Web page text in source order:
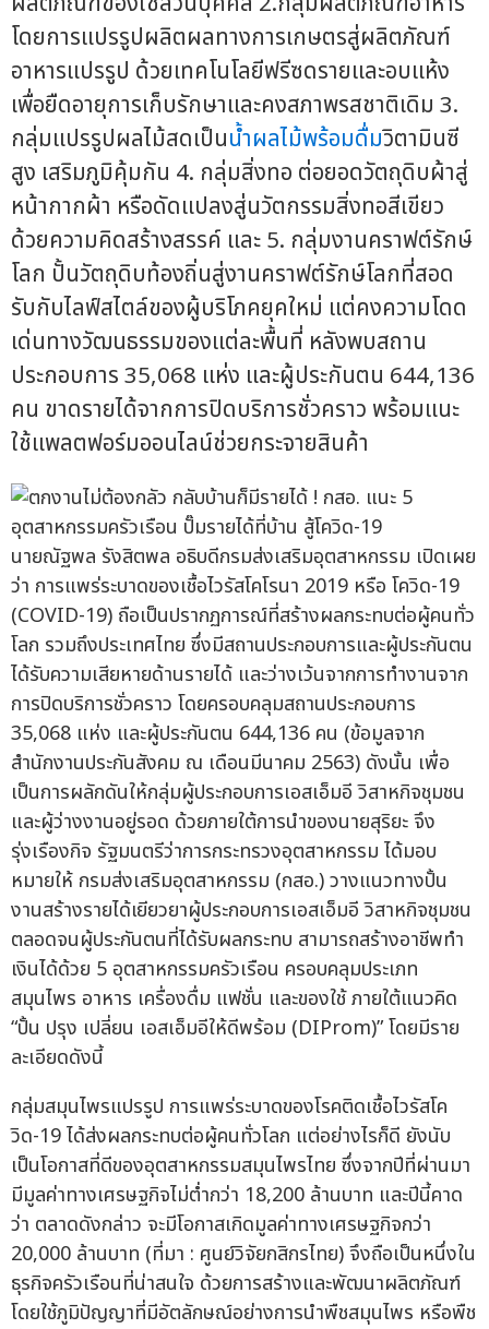
โดยการแปรรูปผลิตผลทางการเกษตรสู่ผลิตภัณฑ์
อาหารแปรรูป ด้วยเทคโนโลยีฟรีซดรายและอบแห้ง
เพื่อยืดอายุการเก็บรักษาและคงสภาพรสชาติเดิม 3.
กลุ่มแปรรูปผลไม้สดเป็นน้ำผลไม้พร้อมดื่มวิตามินซี
สูง เสริมภูมิคุ้มกัน 4. กลุ่มสิ่งทอ ต่อยอดวัตถุดิบผ้าสู่
หน้ากากผ้า หรือดัดแปลงสู่นวัตกรรมสิ่งทอสีเขียว
ด้วยความคิดสร้างสรรค์ และ 5. กลุ่มงานคราฟต์รักษ์
โลก ปั้นวัตถุดิบท้องถิ่นสู่งานคราฟต์รักษ์โลกที่สอด
รับกับไลฟ์สไตล์ของผู้บริโภคยุคใหม่ แต่คงความโดด
เด่นทางวัฒนธรรมของแต่ละพื้นที่ หลังพบสถาน
ประกอบการ 35,068 แห่ง และผู้ประกันตน 644,136
คน ขาดรายได้จากการปิดบริการชั่วคราว พร้อมแนะ
ใช้แพลตฟอร์มออนไลน์ช่วยกระจายสินค้า
นายณัฐพล รังสิตพล อธิบดีกรมส่งเสริมอุตสาหกรรม เปิดเผย
ว่า การแพร่ระบาดของเชื้อไวรัสโคโรนา 2019 หรือ โควิด-19
(COVID-19) ถือเป็นปรากฏการณ์ที่สร้างผลกระทบต่อผู้คนทั่ว
โลก รวมถึงประเทศไทย ซึ่งมีสถานประกอบการและผู้ประกันตน
ได้รับความเสียหายด้านรายได้ และว่างเว้นจากการทำงานจาก
การปิดบริการชั่วคราว โดยครอบคลุมสถานประกอบการ
35,068 แห่ง และผู้ประกันตน 644,136 คน (ข้อมูลจาก
สำนักงานประกันสังคม ณ เดือนมีนาคม 2563) ดังนั้น เพื่อ
เป็นการผลักดันให้กลุ่มผู้ประกอบการเอสเอ็มอี วิสาหกิจชุมชน
และผู้ว่างงานอยู่รอด ด้วยภายใต้การนำของนายสุริยะ จึง
รุ่งเรืองกิจ รัฐมนตรีว่าการกระทรวงอุตสาหกรรม ได้มอบ
หมายให้ กรมส่งเสริมอุตสาหกรรม (กสอ.) วางแนวทางปั้น
งานสร้างรายได้เยียวยาผู้ประกอบการเอสเอ็มอี วิสาหกิจชุมชน
ตลอดจนผู้ประกันตนที่ได้รับผลกระทบ สามารถสร้างอาชีพทำ
เงินได้ด้วย 5 อุตสาหกรรมครัวเรือน ครอบคลุมประเภท
สมุนไพร อาหาร เครื่องดื่ม แฟชั่น และของใช้ ภายใต้แนวคิด
“ปั้น ปรุง เปลี่ยน เอสเอ็มอีให้ดีพร้อม (DIProm)” โดยมีราย
ละเอียดดังนี้
กลุ่มสมุนไพรแปรรูป การแพร่ระบาดของโรคติดเชื้อไวรัสโค
วิด-19 ได้ส่งผลกระทบต่อผู้คนทั่วโลก แต่อย่างไรก็ดี ยังนับ
เป็นโอกาสที่ดีของอุตสาหกรรมสมุนไพรไทย ซึ่งจากปีที่ผ่านมา
มีมูลค่าทางเศรษฐกิจไม่ต่ำกว่า 18,200 ล้านบาท และปีนี้คาด
ว่า ตลาดดังกล่าว จะมีโอกาสเกิดมูลค่าทางเศรษฐกิจกว่า
20,000 ล้านบาท (ที่มา : ศูนย์วิจัยกสิกรไทย) จึงถือเป็นหนึ่งใน
ธุรกิจครัวเรือนที่น่าสนใจ ด้วยการสร้างและพัฒนาผลิตภัณฑ์
โดยใช้ภูมิปัญญาที่มีอัตลักษณ์อย่างการนำพืชสมุนไพร หรือพืช